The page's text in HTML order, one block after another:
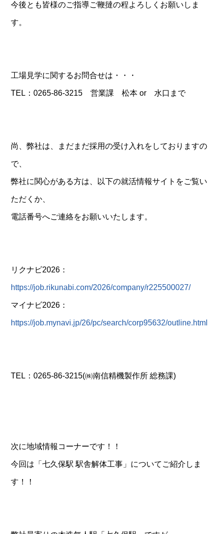
今後とも皆様のご指導ご鞭撻の程よろしくお願いしま
す。
工場見学に関するお問合せは・・・
TEL：0265-86-3215 営業課 松本 or 水口まで
尚、弊社は、まだまだ採用の受け入れをしておりますの
で、
弊社に関心がある方は、以下の就活情報サイトをご覧い
ただくか、
電話番号へご連絡をお願いいたします。
リクナビ2026：
https://job.rikunabi.com/2026/company/r225500027/
マイナビ2026：
https://job.mynavi.jp/26/pc/search/corp95632/outline.html
TEL：0265-86-3215(㈱南信精機製作所 総務課)
次に地域情報コーナーです！！
今回は「七久保駅 駅舎解体工事」についてご紹介しま
す！！